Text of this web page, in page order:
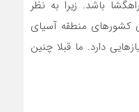
باشد. زیرا به نظر
منطقه آسیای
دارد. ما قبلا چنین